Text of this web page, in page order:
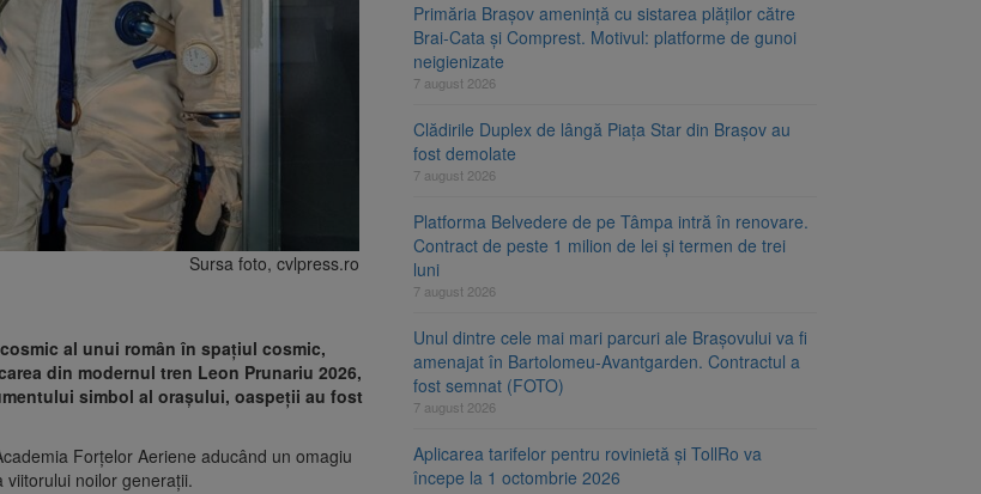
Sursa foto, cvlpress.ro
al unui român în spațiul cosmic,
din modernul tren Leon Prunariu 2026,
simbol al orașului, oaspeții au fost
Forțelor Aeriene aducând un omagiu
noilor generații.
Primăria Brașov amenință cu sistarea plăților către
Brai-Cata și Comprest. Motivul: platforme de gunoi
neigienizate
7 august 2026
Clădirile Duplex de lângă Piața Star din Brașov au
fost demolate
7 august 2026
Platforma Belvedere de pe Tâmpa intră în renovare.
Contract de peste 1 milion de lei și termen de trei
luni
7 august 2026
Unul dintre cele mai mari parcuri ale Brașovului va fi
amenajat în Bartolomeu-Avantgarden. Contractul a
fost semnat (FOTO)
7 august 2026
Aplicarea tarifelor pentru rovinietă și TollRo va
începe la 1 octombrie 2026